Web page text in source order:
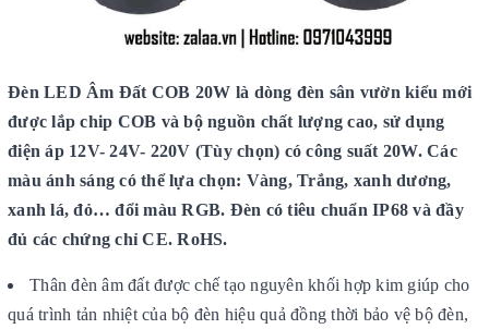
Đèn LED Âm Đất COB 20W là dòng đèn sân vườn kiểu mới
được lắp chip COB và bộ nguồn chất lượng cao, sử dụng
điện áp 12V- 24V- 220V (Tùy chọn) có công suất 20W. Các
màu ánh sáng có thể lựa chọn: Vàng, Trắng, xanh dương,
xanh lá, đỏ… đổi màu RGB. Đèn có tiêu chuẩn IP68 và đầy
đủ các chứng chỉ CE. RoHS.
Thân đèn âm đất được chế tạo nguyên khối hợp kim giúp cho
quá trình tản nhiệt của bộ đèn hiệu quả đồng thời bảo vệ bộ đèn,